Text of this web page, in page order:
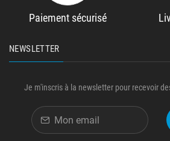
Paiement sécurisé
NEWSLETTER
Je m'inscris à la newsletter pour recevoir